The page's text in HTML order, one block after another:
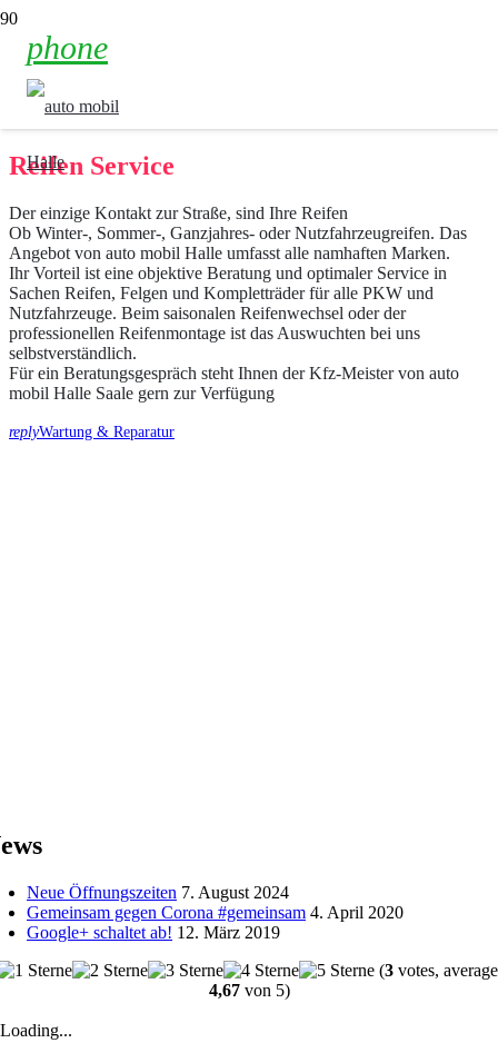
phone
Reifen Service
Der einzige Kontakt zur Straße, sind Ihre Reifen
Ob Winter-, Sommer-, Ganzjahres- oder Nutzfahrzeugreifen. Das
Angebot von auto mobil Halle umfasst alle namhaften Marken.
Ihr Vorteil ist eine objektive Beratung und optimaler Service in
Sachen Reifen, Felgen und Kompletträder für alle PKW und
Nutzfahrzeuge. Beim saisonalen Reifenwechsel oder der
professionellen Reifenmontage ist das Auswuchten bei uns
selbstverständlich.
Für ein Beratungsgespräch steht Ihnen der Kfz-Meister von auto
mobil Halle Saale gern zur Verfügung
replyWartung & Reparatur
Neue Öffnungszeiten 7. August 2024
Gemeinsam gegen Corona #gemeinsam 4. April 2020
Google+ schaltet ab! 12. März 2019
(3votes,
4,67von 5)
Loading...